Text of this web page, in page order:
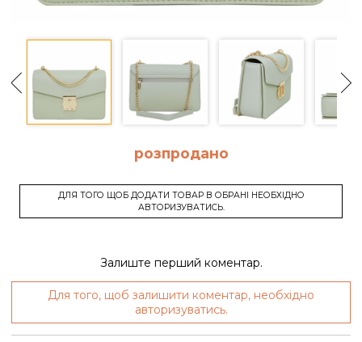
розпродано
ДЛЯ ТОГО ЩОБ ДОДАТИ ТОВАР В ОБРАНІ НЕОБХІДНО
АВТОРИЗУВАТИСЬ.
Залиште перший коментар.
Для того, щоб залишити коментар, необхідно
авторизуватись.